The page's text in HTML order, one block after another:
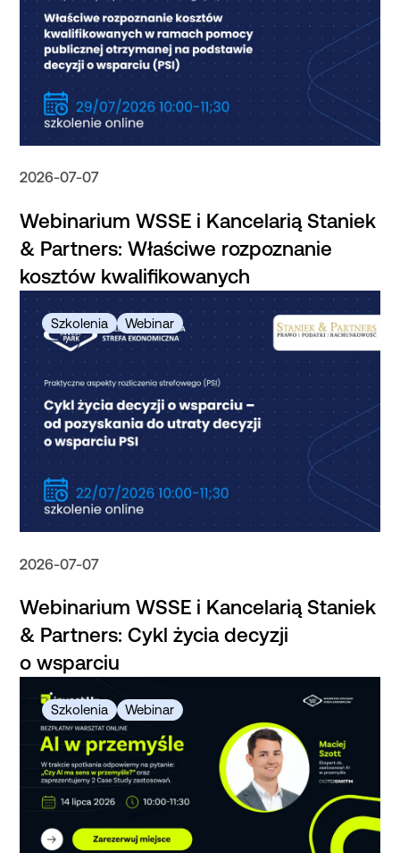
2026-07-07
Webinarium WSSE i Kancelarią Staniek
& Partners: Właściwe rozpoznanie
kosztów kwalifikowanych
2026-07-07
Webinarium WSSE i Kancelarią Staniek
& Partners: Cykl życia decyzji
o wsparciu